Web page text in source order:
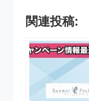
関連投稿: